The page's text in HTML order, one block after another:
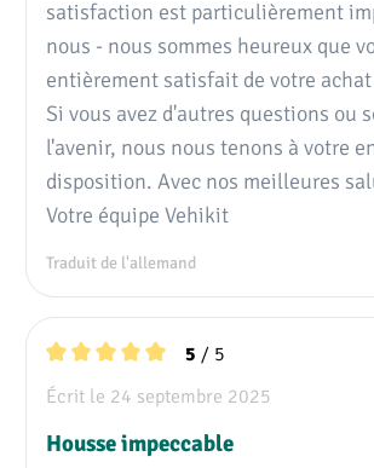
passager
Ouverture pour la
tablette pliante sur la
housse de la banquette
✗
Toutes les configurations ci-dessus
Installation des housses
Les housses sont prêtes à l’emploi et
sur vos sièges. Avant de commencer à les
satisfaction est particulièrement
nous - nous sommes heureux que
entièrement satisfait de votre
Si vous avez d'autres questions ou
l'avenir, nous nous tenons à votre
disposition. Avec nos meilleures
Votre équipe Vehikit
Traduit de l'allemand
Écrit le 24 septembre 2025
Note moyenne de 5 sur 5 étoiles
5 / 5
Housse impeccable